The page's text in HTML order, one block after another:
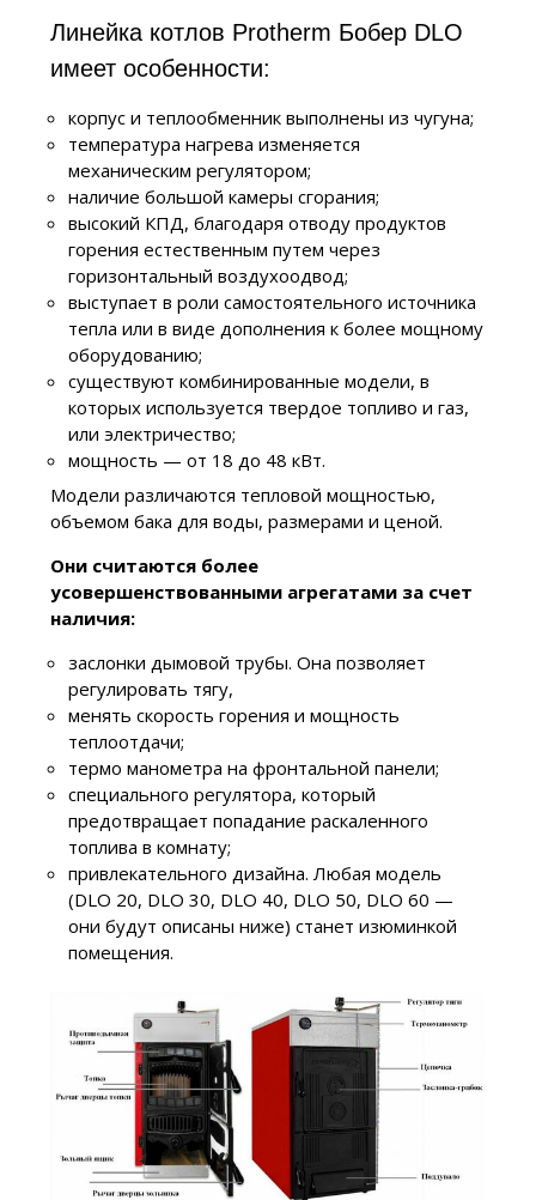
Линейка котлов Protherm Бобер DLO
имеет особенности:
корпус и теплообменник выполнены из чугуна;
температура нагрева изменяется
механическим регулятором;
наличие большой камеры сгорания;
высокий КПД, благодаря отводу продуктов
горения естественным путем через
горизонтальный воздухоодвод;
выступает в роли самостоятельного источника
тепла или в виде дополнения к более мощному
оборудованию;
существуют комбинированные модели, в
которых используется твердое топливо и газ,
или электричество;
мощность — от 18 до 48 кВт.
Модели различаются тепловой мощностью,
объемом бака для воды, размерами и ценой.
Они считаются более
усовершенствованными агрегатами за счет
наличия:
заслонки дымовой трубы. Она позволяет
регулировать тягу,
менять скорость горения и мощность
теплоотдачи;
термо манометра на фронтальной панели;
специального регулятора, который
предотвращает попадание раскаленного
топлива в комнату;
привлекательного дизайна. Любая модель
(DLO 20, DLO 30, DLO 40, DLO 50, DLO 60 —
они будут описаны ниже) станет изюминкой
помещения.